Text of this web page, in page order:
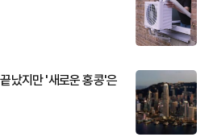
났지만 '새로운 홍콩'은